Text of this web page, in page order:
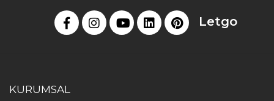
Letgo
KURUMSAL